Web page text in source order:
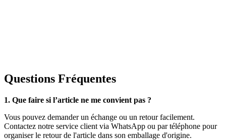
Questions Fréquentes
1. Que faire si l’article ne me convient pas ?
Vous pouvez demander un échange ou un retour facilement.
Contactez notre service client via WhatsApp ou par téléphone pour
organiser le retour de l'article dans son emballage d'origine.